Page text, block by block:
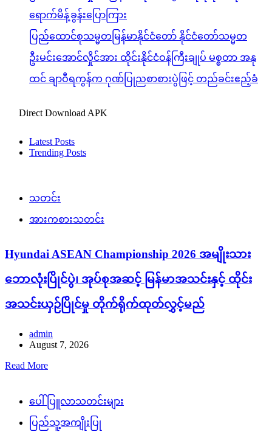
ရောက်မိန့်ခွန်းပြောကြား
ပြည်ထောင်စုသမ္မတမြန်မာနိုင်ငံတော် နိုင်ငံတော်သမ္မတ
ဦးမင်းအောင်လှိုင်အား ထိုင်းနိုင်ငံဝန်ကြီးချုပ် မစ္စတာ အနု
ထင် ချာဝီရကွန်က ဂုဏ်ပြုညစာစားပွဲဖြင့် တည်ခင်းဧည့်ခံ
Direct Download APK
Latest Posts
Trending Posts
သတင်း
အားကစားသတင်း
Hyundai ASEAN Championship 2026 အမျိုးသား
ဘောလုံးပြိုင်ပွဲ၊ အုပ်စုအဆင့် မြန်မာအသင်းနှင့် ထိုင်း
အသင်းယှဉ်ပြိုင်မှု တိုက်ရိုက်ထုတ်လွှင့်မည်
admin
August 7, 2026
Read More
ပေါ်ပြူလာသတင်းများ
ပြည်သူ့အကျိုးပြု